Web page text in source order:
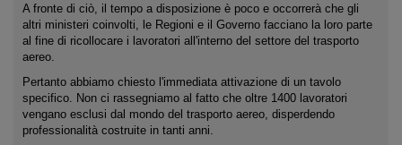
A fronte di ciò, il tempo a disposizione è poco e occorrerà che gli
altri ministeri coinvolti, le Regioni e il Governo facciano la loro parte
al fine di ricollocare i lavoratori all'interno del settore del trasporto
aereo.
Pertanto abbiamo chiesto l'immediata attivazione di un tavolo
specifico. Non ci rassegniamo al fatto che oltre 1400 lavoratori
vengano esclusi dal mondo del trasporto aereo, disperdendo
professionalità costruite in tanti anni.